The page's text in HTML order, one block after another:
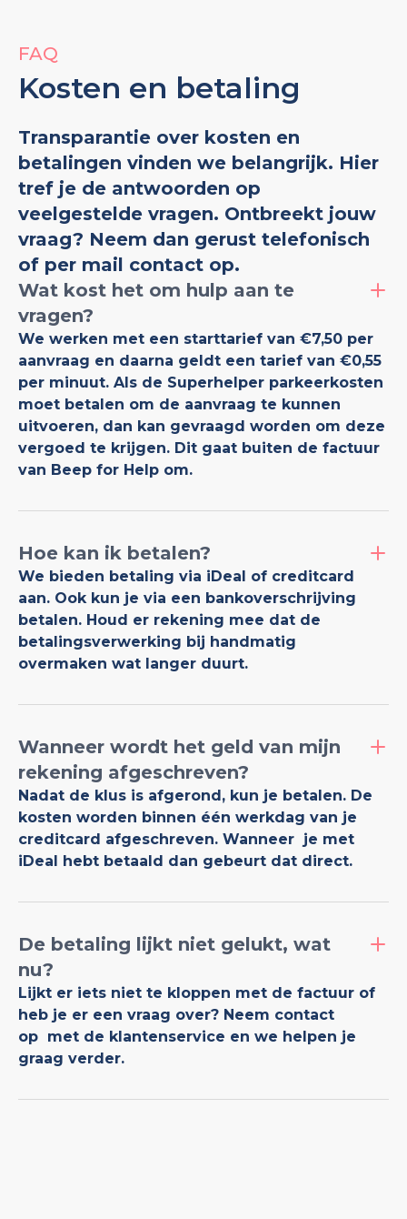
FAQ
Kosten en betaling
Transparantie over kosten en
betalingen vinden we belangrijk. Hier
tref je de antwoorden op
veelgestelde vragen. Ontbreekt jouw
vraag? Neem dan gerust telefonisch
of per mail contact op.
Wat kost het om hulp aan te
vragen?
We werken met een starttarief van €7,50 per
aanvraag en daarna geldt een tarief van €0,55
per minuut. Als de Superhelper parkeerkosten
moet betalen om de aanvraag te kunnen
uitvoeren, dan kan gevraagd worden om deze
vergoed te krijgen. Dit gaat buiten de factuur
van Beep for Help om.
Hoe kan ik betalen?
We bieden betaling via iDeal of creditcard
aan. Ook kun je via een bankoverschrijving
betalen. Houd er rekening mee dat de
betalingsverwerking bij handmatig
overmaken wat langer duurt.
Wanneer wordt het geld van mijn
rekening afgeschreven?
Nadat de klus is afgerond, kun je betalen. De
kosten worden binnen één werkdag van je
creditcard afgeschreven. Wanneer je met
iDeal hebt betaald dan gebeurt dat direct.
De betaling lijkt niet gelukt, wat
nu?
Lijkt er iets niet te kloppen met de factuur of
heb je er een vraag over? Neem contact
op met de klantenservice en we helpen je
graag verder.